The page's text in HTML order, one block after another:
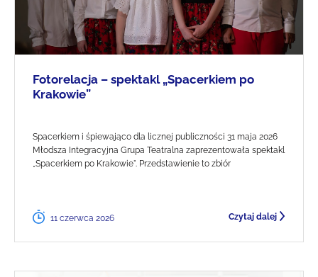
Fotorelacja – spektakl „Spacerkiem po
Krakowie”
Spacerkiem i śpiewająco dla licznej publiczności 31 maja 2026
Młodsza Integracyjna Grupa Teatralna zaprezentowała spektakl
„Spacerkiem po Krakowie". Przedstawienie to zbiór
11 czerwca 2026 Czytaj dalej